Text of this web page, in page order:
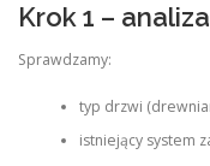
Krok 1 –
Sprawdzamy:
typ drzwi
istniejący system